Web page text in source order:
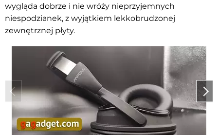
wygląda dobrze i nie wróży nieprzyjemnych
niespodzianek, z wyjątkiem lekkobrudzonej
zewnętrznej płyty.